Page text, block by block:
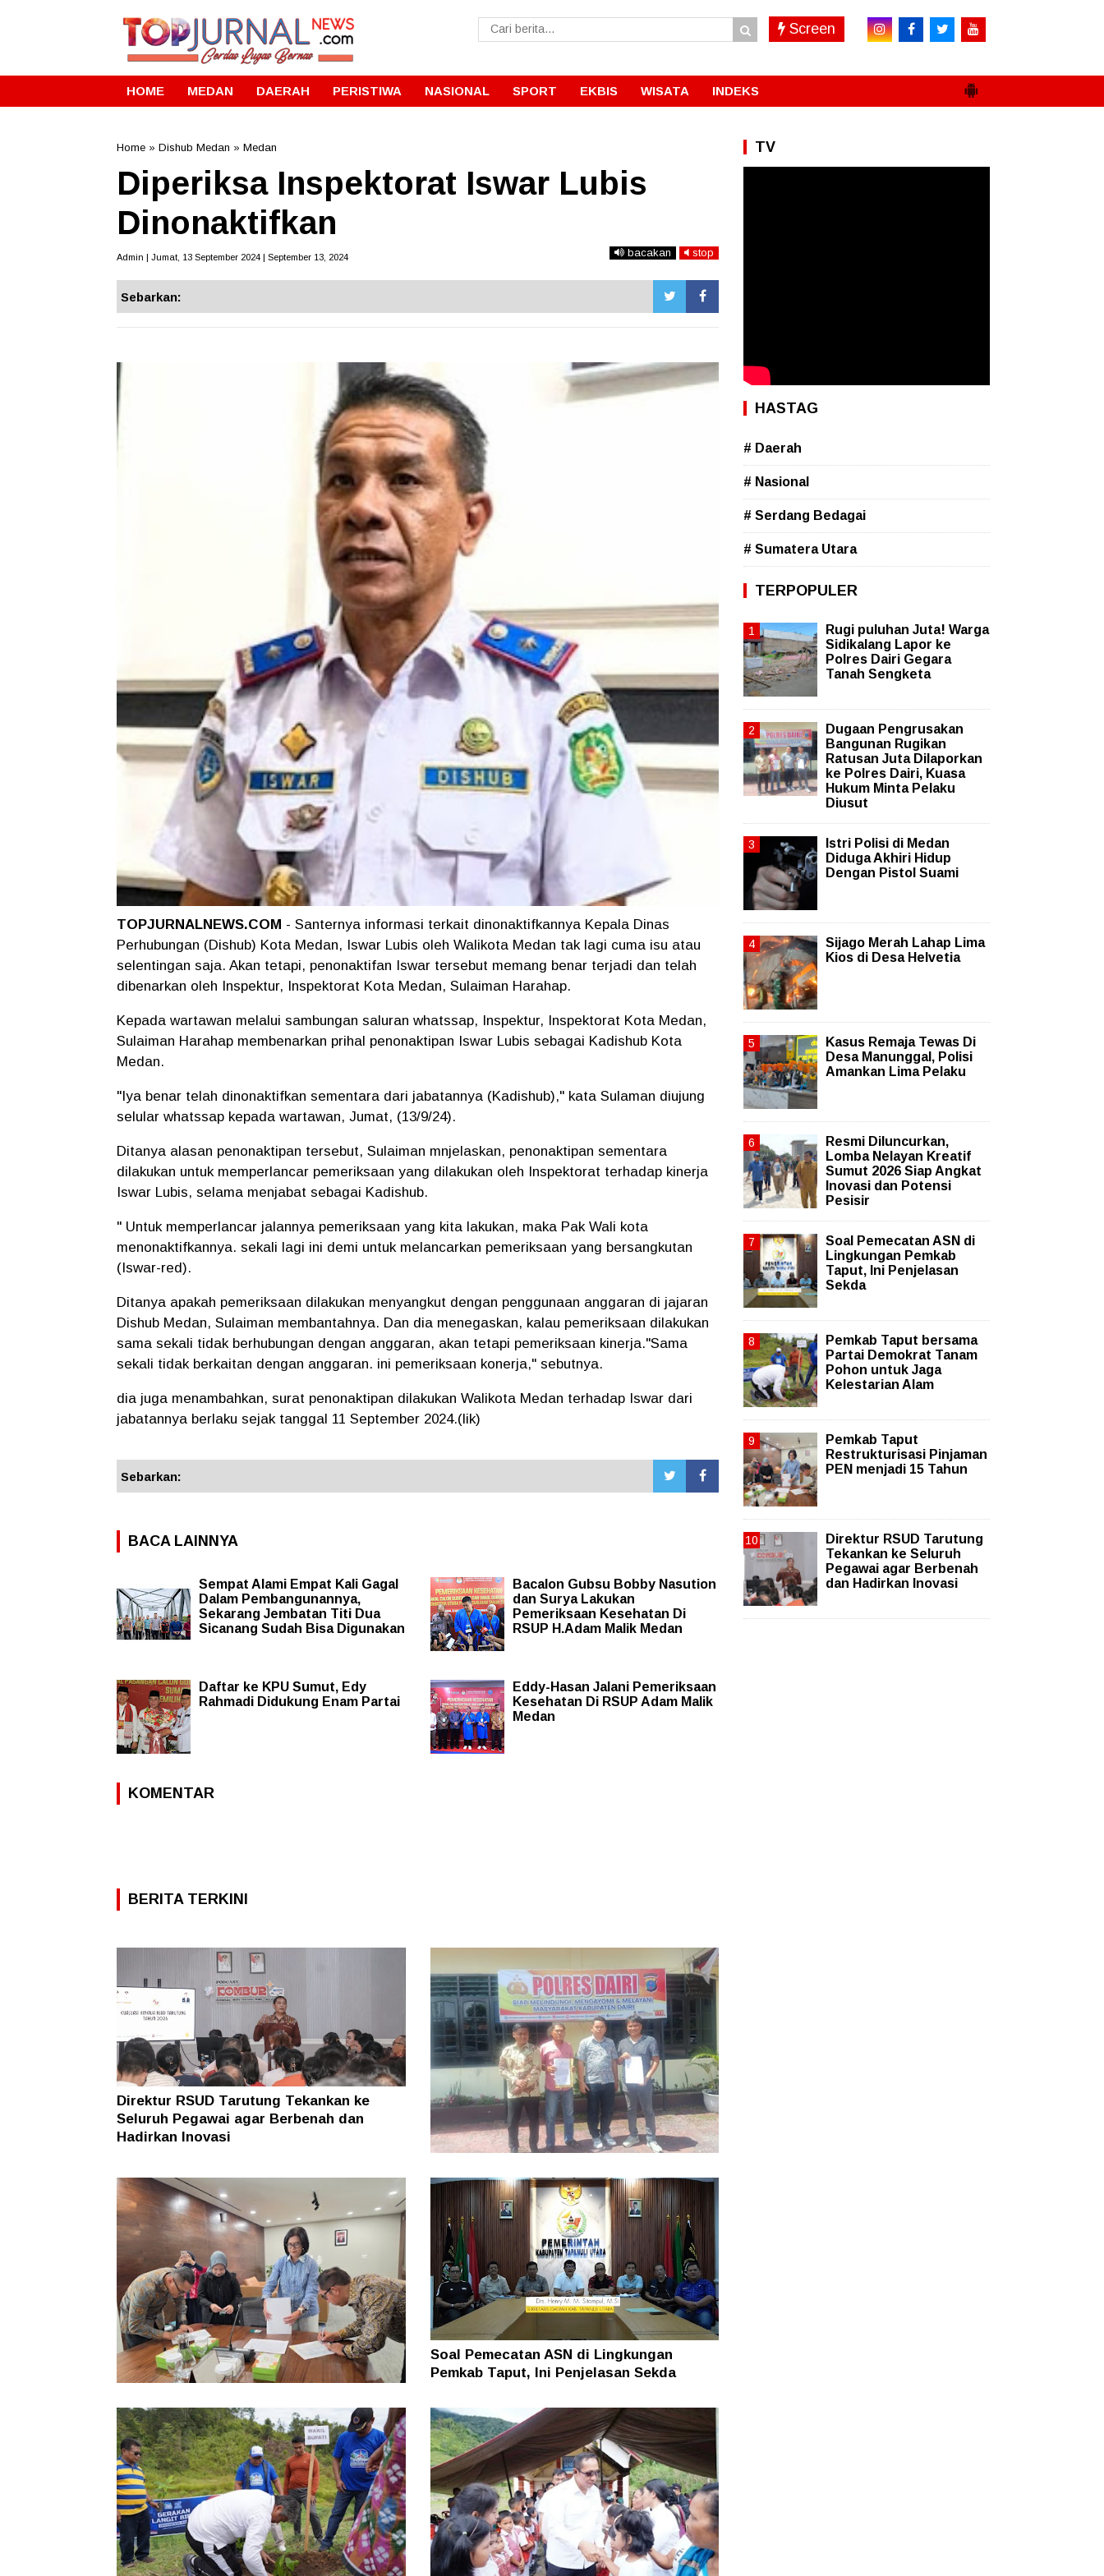
Screen
HOME MEDAN DAERAH PERISTIWA NASIONAL SPORT EKBIS WISATA INDEKS
Home » Dishub Medan » Medan
Diperiksa Inspektorat Iswar Lubis
Dinonaktifkan
Admin | Jumat, 13 September 2024 | September 13, 2024 bacakan stop
Sebarkan:
TOPJURNALNEWS.COM - Santernya informasi terkait dinonaktifkannya Kepala Dinas
Perhubungan (Dishub) Kota Medan, Iswar Lubis oleh Walikota Medan tak lagi cuma isu atau
selentingan saja. Akan tetapi, penonaktifan Iswar tersebut memang benar terjadi dan telah
dibenarkan oleh Inspektur, Inspektorat Kota Medan, Sulaiman Harahap.
Kepada wartawan melalui sambungan saluran whatssap, Inspektur, Inspektorat Kota Medan,
Sulaiman Harahap membenarkan prihal penonaktipan Iswar Lubis sebagai Kadishub Kota
Medan.
"Iya benar telah dinonaktifkan sementara dari jabatannya (Kadishub)," kata Sulaman diujung
selular whatssap kepada wartawan, Jumat, (13/9/24).
Ditanya alasan penonaktipan tersebut, Sulaiman mnjelaskan, penonaktipan sementara
dilakukan untuk memperlancar pemeriksaan yang dilakukan oleh Inspektorat terhadap kinerja
Iswar Lubis, selama menjabat sebagai Kadishub.
" Untuk memperlancar jalannya pemeriksaan yang kita lakukan, maka Pak Wali kota
menonaktifkannya. sekali lagi ini demi untuk melancarkan pemeriksaan yang bersangkutan
(Iswar-red).
Ditanya apakah pemeriksaan dilakukan menyangkut dengan penggunaan anggaran di jajaran
Dishub Medan, Sulaiman membantahnya. Dan dia menegaskan, kalau pemeriksaan dilakukan
sama sekali tidak berhubungan dengan anggaran, akan tetapi pemeriksaan kinerja."Sama
sekali tidak berkaitan dengan anggaran. ini pemeriksaan konerja," sebutnya.
dia juga menambahkan, surat penonaktipan dilakukan Walikota Medan terhadap Iswar dari
jabatannya berlaku sejak tanggal 11 September 2024.(lik)
Sebarkan:
BACA LAINNYA
Sempat Alami Empat Kali Gagal
Dalam Pembangunannya,
Sekarang Jembatan Titi Dua
Sicanang Sudah Bisa Digunakan
Bacalon Gubsu Bobby Nasution
dan Surya Lakukan
Pemeriksaan Kesehatan Di
RSUP H.Adam Malik Medan
Daftar ke KPU Sumut, Edy
Rahmadi Didukung Enam Partai
Eddy-Hasan Jalani Pemeriksaan
Kesehatan Di RSUP Adam Malik
Medan
KOMENTAR
BERITA TERKINI
Direktur RSUD Tarutung Tekankan ke
Seluruh Pegawai agar Berbenah dan
Hadirkan Inovasi
Dugaan Pengrusakan Bangunan Rugikan
Ratusan Juta Dilaporkan ke Polres Dairi,
Kuasa Hukum Minta Pelaku Diusut
Pemkab Taput Restrukturisasi Pinjaman
PEN menjadi 15 Tahun‎
Soal Pemecatan ASN di Lingkungan
Pemkab Taput, Ini Penjelasan Sekda
TV
HASTAG
# Daerah
# Nasional
# Serdang Bedagai
# Sumatera Utara
TERPOPULER
Rugi puluhan Juta! Warga
Sidikalang Lapor ke
Polres Dairi Gegara
Tanah Sengketa
Dugaan Pengrusakan
Bangunan Rugikan
Ratusan Juta Dilaporkan
ke Polres Dairi, Kuasa
Hukum Minta Pelaku
Diusut
Istri Polisi di Medan
Diduga Akhiri Hidup
Dengan Pistol Suami
Sijago Merah Lahap Lima
Kios di Desa Helvetia
Kasus Remaja Tewas Di
Desa Manunggal, Polisi
Amankan Lima Pelaku
Resmi Diluncurkan,
Lomba Nelayan Kreatif
Sumut 2026 Siap Angkat
Inovasi dan Potensi
Pesisir
Soal Pemecatan ASN di
Lingkungan Pemkab
Taput, Ini Penjelasan
Sekda
Pemkab Taput bersama
Partai Demokrat Tanam
Pohon untuk Jaga
Kelestarian Alam
Pemkab Taput
Restrukturisasi Pinjaman
PEN menjadi 15 Tahun‎
Direktur RSUD Tarutung
Tekankan ke Seluruh
Pegawai agar Berbenah
dan Hadirkan Inovasi